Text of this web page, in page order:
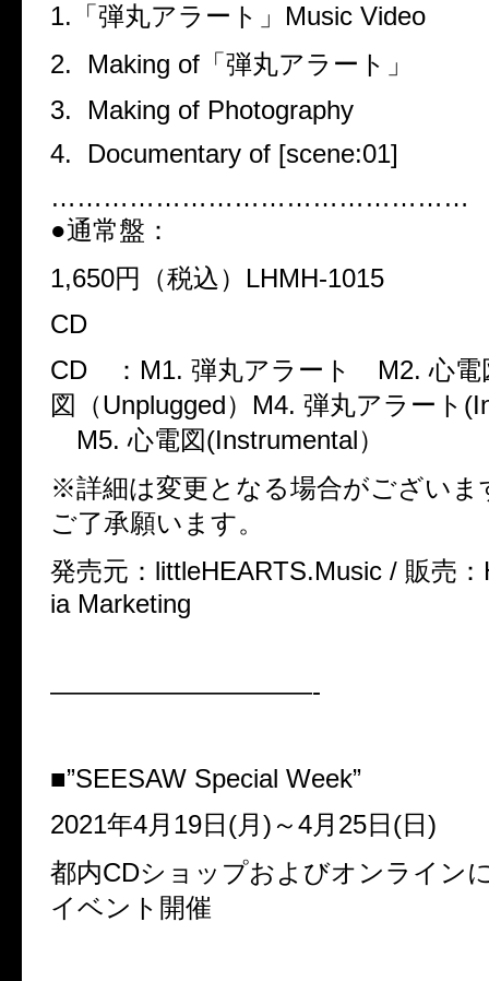
1.「弾丸アラート」Music Video
2.
Making of「弾丸アラート」
3.
Making of Photography
4.
Documentary of [scene:01]
…………………………………………
●通常盤：
1,650円（税込） LHMH-1015
CD
CD ： M1. 弾丸アラート M2. 心
図（Unplugged）M4. 弾丸アラート
M5. 心電図(Instrumental）
※詳細は変更となる場合がございま
ご了承願います。
発売元： littleHEARTS.Music / 販売：
ia Marketing
——————————-
■”SEESAW Special Week”
2021年4月 19日 (月 ) ～4月 25日 (日 )
都内CDショップおよびオンライン
イベント開催